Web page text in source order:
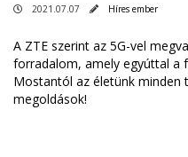
2021.07.07 Híres ember
A ZTE szerint az 5G-vel
forradalom, amely egyúttal a
Mostantól az életünk minden
megoldások!